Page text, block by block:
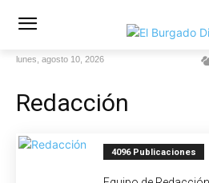
lunes, agosto 10, 2026
Redacción
4096 Publicaciones